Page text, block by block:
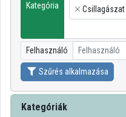
Intézmények
Közreműködők
Kategória
×
Csillagászat
Felhasználó Felhasználó
Szűrés alkalmazása
Kategóriák